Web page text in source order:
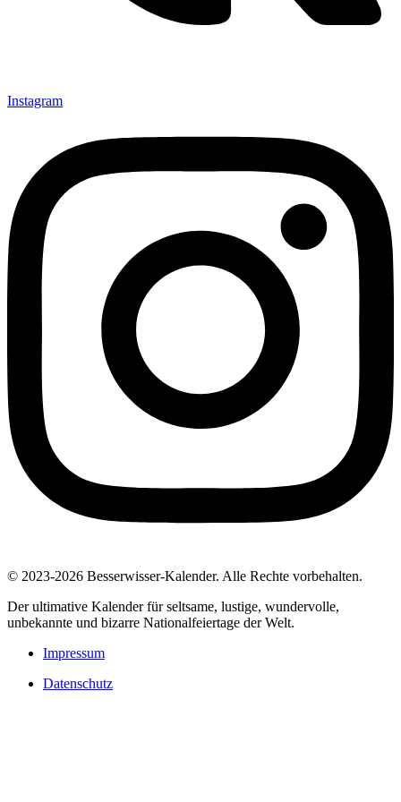
Instagram
© 2023-2026 Besserwisser-Kalender. Alle Rechte vorbehalten.
Der ultimative Kalender für seltsame, lustige, wundervolle,
unbekannte und bizarre Nationalfeiertage der Welt.
Impressum
Datenschutz